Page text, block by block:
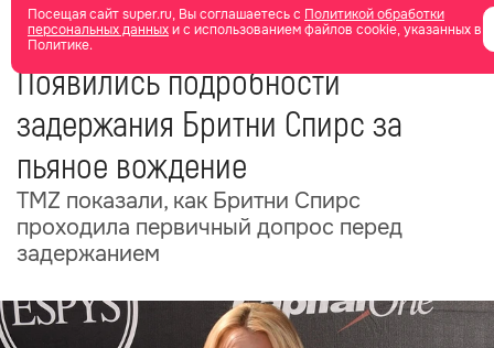
Посещая сайт super.ru, Вы соглашаетесь с Политикой обработки
персональных данныхи с использованием файлов cookie, указанных в
Политике.
главная новости о звездах новости
22 мая
Появились подробности
задержания Бритни Спирс за
пьяное вождение
TMZ показали, как Бритни Спирс
проходила первичный допрос перед
задержанием